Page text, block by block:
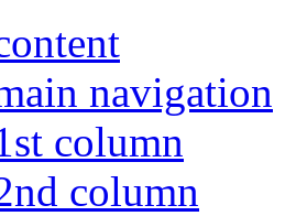
navigation
column
column